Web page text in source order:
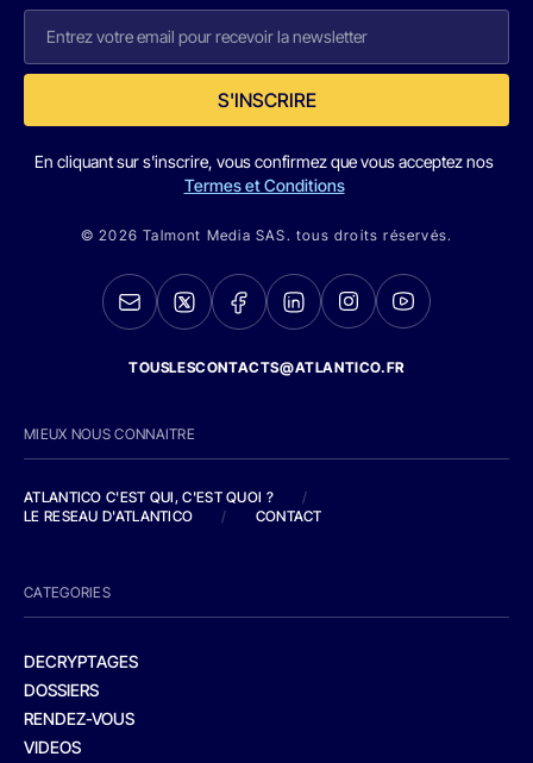
S'INSCRIRE
En cliquant sur s'inscrire, vous confirmez que vous acceptez nos
Termes et Conditions
© 2026 Talmont Media SAS. tous droits réservés.
TOUSLESCONTACTS@ATLANTICO.FR
MIEUX NOUS CONNAITRE
ATLANTICO C'EST QUI, C'EST QUOI ?
/
LE RESEAU D'ATLANTICO
/ CONTACT
CATEGORIES
DECRYPTAGES
DOSSIERS
RENDEZ-VOUS
VIDEOS